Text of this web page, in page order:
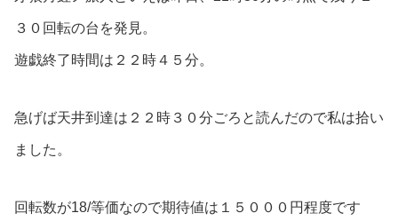
３０回転の台を発見。
遊戯終了時間は２２時４５分。
急げば天井到達は２２時３０分ごろと読んだので私は拾い
ました。
回転数が18/等価なので期待値は１５０００円程度です